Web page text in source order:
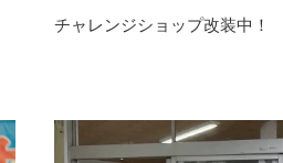
チャレンジショップ改装中！